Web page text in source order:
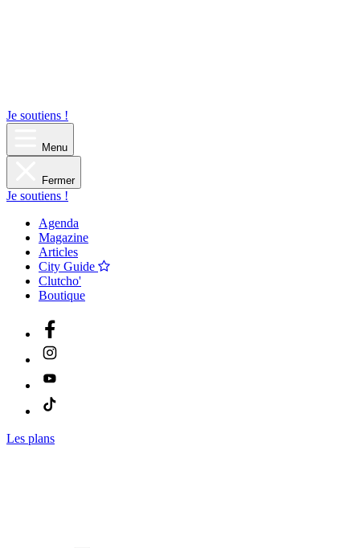
Je soutiens !
Menu
Fermer
Je soutiens !
Agenda
Magazine
Articles
City Guide
Clutcho'
Boutique
Les plans